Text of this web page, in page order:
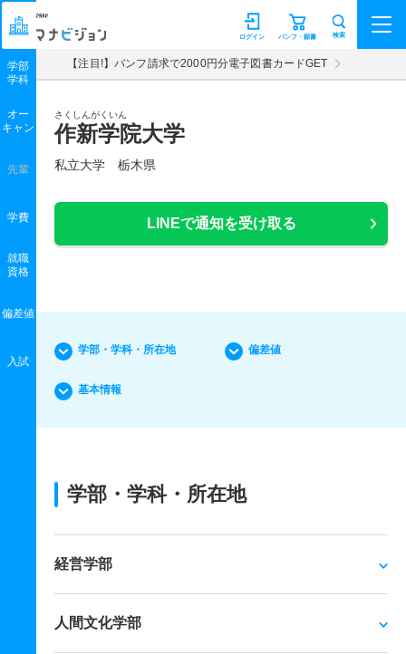
マナビジョン パンフ・願書
ログイン 検索
【注目!】パンフ請求で2000円分電子図書カードGET
さくしんがくいん
作新学院大学
私立大学 栃木県
LINEで通知を受け取る
学部
学科
オー
キャン
先輩
学費
就職
資格
偏差値
入試
学部・学科・所在地 偏差値
基本情報
学部・学科・所在地
経営学部
人間文化学部